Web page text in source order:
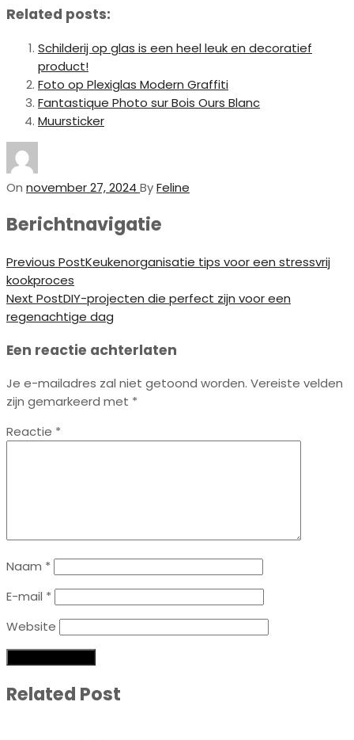
Related posts:
Schilderij op glas is een heel leuk en decoratief
product!
Foto op Plexiglas Modern Graffiti
Fantastique Photo sur Bois Ours Blanc
Muursticker
On november 27, 2024 ByFeline
Berichtnavigatie
Previous PostKeukenorganisatie tips voor een stressvrij
kookproces
Next PostDIY-projecten die perfect zijn voor een
regenachtige dag
Een reactie achterlaten
Je e-mailadres zal niet getoond worden. Vereiste velden
zijn gemarkeerd met *
Reactie *
Naam *
E-mail *
Website
Related Post